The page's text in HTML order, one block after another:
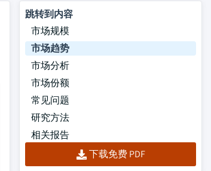
跳转到内容
市场规模
市场趋势
市场分析
市场份额
常见问题
研究方法
相关报告
下载免费 PDF